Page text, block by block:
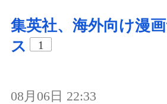
集英社、海外向け漫
ス
1
08月06日 22:33